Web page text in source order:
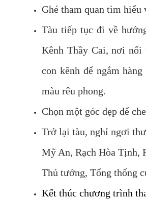
Ghé tham quan tìm hiểu
Tàu tiếp tục đi về
Kênh Thầy Cai, nơi nổi
con kênh để ngắm
màu rêu phong.
Chọn một góc đẹp để
Trở lại tàu, nghỉ ngơi
Mỹ An, Rạch Hòa Tịnh,
Thủ tướng, Tổng thống
Kết thúc chương trình